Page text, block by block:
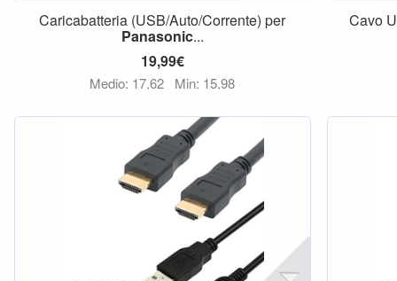
Caricabatteria (USB/Auto/Corrente) per
Panasonic...
19,99€
Medio: 17,62 Min: 15,98
Cavo